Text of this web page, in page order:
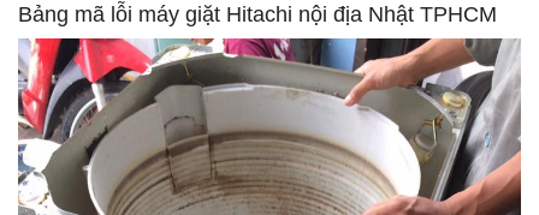
Bảng mã lỗi máy giặt Hitachi nội địa Nhật TPHCM